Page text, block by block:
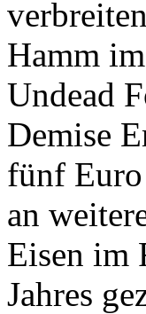
Hamm
Undead
Demise
fünf
an
Eisen im
Jahres